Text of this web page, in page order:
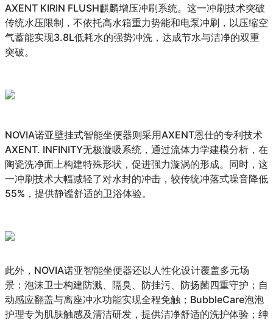
AXENT KIRIN FLUSH麒麟增压冲刷系统。这一冲刷技术突破
传统水压限制，不依托高水箱重力势能和电泵冲刷，以压缩空
气蓄能实现3.8L低耗水的强势冲洗，达成节水与洁净的双重
突破。
NOVIA诺亚壁挂式智能坐便器则采用AXENT恩仕的专利技术
AXENT. INFINITY无极漩吸系统，通过流体力学建模分析，在
陶瓷洗净面上构建特殊形状，促进强力漩涡的形成。同时，这
一冲刷技术大幅减轻了对水封的冲击，较传统冲落式噪音降低
55%，提供静谧舒适的卫浴体验。
此外，NOVIA诺亚智能坐便器还以人性化设计覆盖多元场
景：泡沫卫士构建防溅、隔臭、防挂污、防扬菌四重守护；自
动感应翻盖与离座冲水功能实现全程免触；BubbleCare泡泡
护理专为肌肤触感及清洁研发，提供洁净舒适的洗护体验；绅